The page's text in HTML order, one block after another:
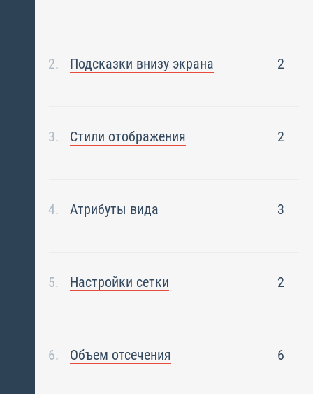
Подсказки внизу экрана 2
Стили отображения 2
Атрибуты вида 3
Настройки сетки 2
Объем отсечения 6